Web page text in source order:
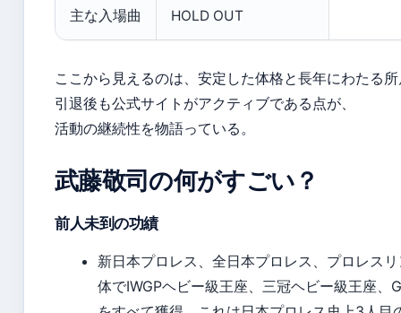
主な入場曲 HOLD OUT
ここから見えるのは、安定した体格と長年にわたる
引退後も公式サイトがアクティブである点が、
活動の継続性を物語っている。
武藤敬司の何がすごい？
前人未到の功績
新日本プロレス、全日本プロレス、プロレス
体でIWGPヘビー級王座、三冠ヘビー級王座、